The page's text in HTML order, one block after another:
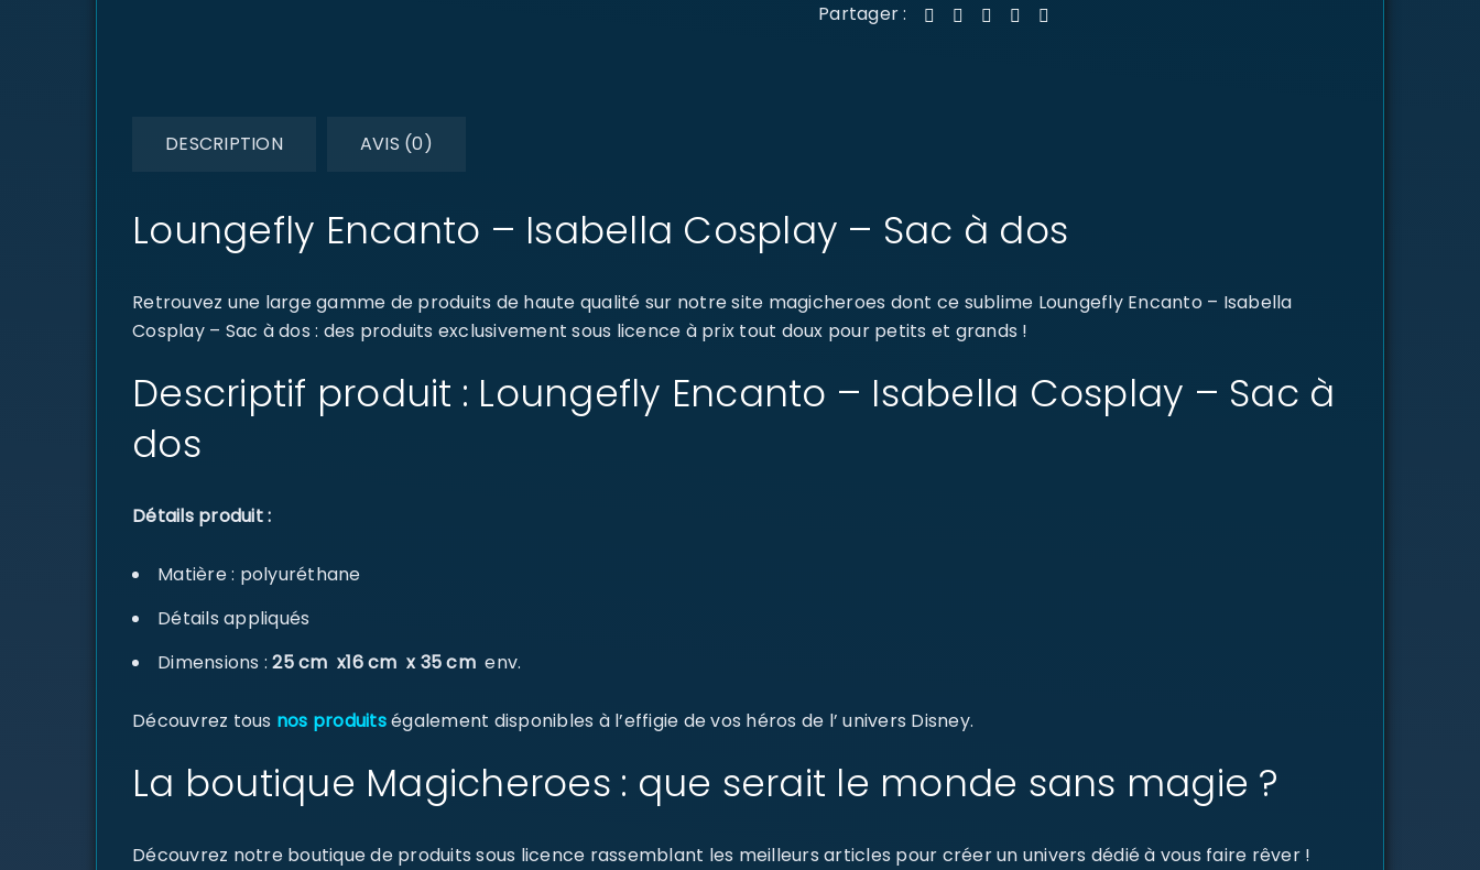
Partager :
DESCRIPTION AVIS (0)
Loungefly Encanto – Isabella Cosplay – Sac à dos
Retrouvez une large gamme de produits de haute qualité sur notre site magicheroes dont ce sublime Loungefly Encanto – Isabella
Cosplay – Sac à dos : des produits exclusivement sous licence à prix tout doux pour petits et grands !
Descriptif produit : Loungefly Encanto – Isabella Cosplay – Sac à
dos
Détails produit :
Matière : polyuréthane
Détails appliqués
Dimensions :25cm x16 cm x 35 cm env.
Découvrez tous nos produitségalement disponibles à l’effigie de vos héros de l’ univers Disney.
La boutique Magicheroes : que serait le monde sans magie ?
Découvrez notre boutique de produits sous licence rassemblant les meilleurs articles pour créer un univers dédié à vous faire rêver !